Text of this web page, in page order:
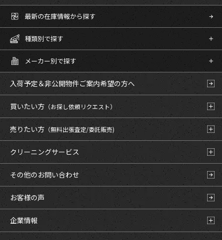
最新の在庫情報から探す
種類別で探す
メーカー別で探す
入荷予定＆非公開物件ご案内希望の方へ
買いたい方 （お探し依頼リクエスト）
売りたい方（無料出張査定/委託販売)
クリーニングサービス
その他のお問い合わせ
お客様の声
企業情報